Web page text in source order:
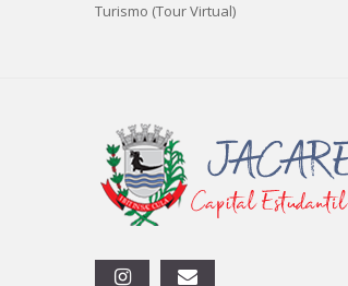
Turismo (Tour Virtual)